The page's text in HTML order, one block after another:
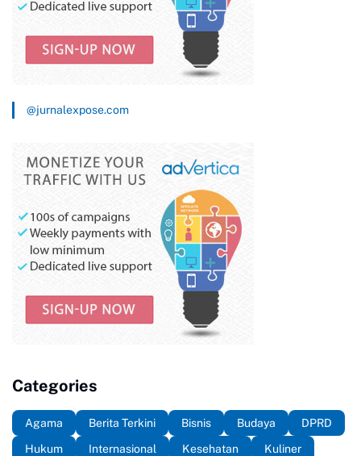
@jurnalexpose.com
Categories
Agama Berita Terkini Bisnis Budaya
DPRD
Hukum
Internasional Kesehatan
Kuliner